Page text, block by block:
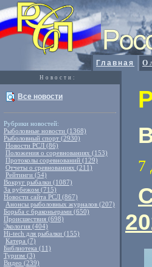
Главная О
Новости:
Все новости
Рубрики новостей:
Рыболовные новости (1368)
Рыболовный спорт (2930)
Новости РСЛ (86)
Положения о соревнованиях (153)
Протоколы соревнований (129)
Отчеты о сревнованиях (211)
Рейтинги (54)
Вокруг рыбалки (1087)
За рубежом (715)
Новости сайта РСЛ (867)
Анонсы рыболовных журналов (207)
Борьба с браконьерами (650)
Происшествия (698)
Экология (404)
Hi-tech для рыбалки (155)
Катера (7)
Библиотека (11)
Туризм (3)
Видео (239)
7